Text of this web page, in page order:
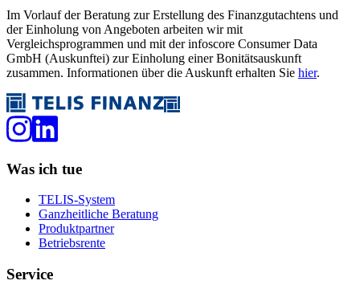
Im Vorlauf der Beratung zur Erstellung des Finanzgutachtens und
der Einholung von Angeboten arbeiten wir mit
Vergleichsprogrammen und mit der infoscore Consumer Data
GmbH (Auskunftei) zur Einholung einer Bonitätsauskunft
zusammen. Informationen über die Auskunft erhalten Sie hier.
Was ich tue
TELIS-System
Ganzheitliche Beratung
Produktpartner
Betriebsrente
Service